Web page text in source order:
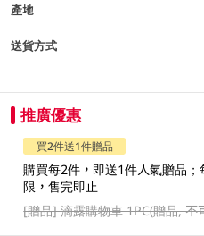
產地
送貨方式
推廣優惠
買2件送1件贈品
購買每2件，即送1件人氣贈品
限，售完即止
[贈品]滴露購物車 1PC(贈品, 不